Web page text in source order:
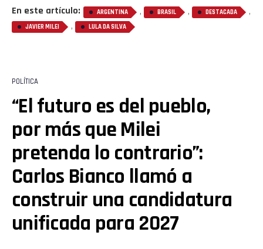
En este artículo: ARGENTINA , BRASIL , DESTACADA ,
JAVIER MILEI , LULA DA SILVA
POLÍTICA
“El futuro es del pueblo,
por más que Milei
pretenda lo contrario”:
Carlos Bianco llamó a
construir una candidatura
unificada para 2027